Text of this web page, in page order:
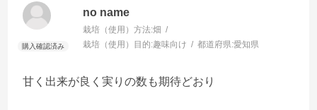
no name
栽培（使用）方法:畑
栽培（使用）目的:趣味向け 都道府県:愛知県
甘く出来が良く実りの数も期待どおり